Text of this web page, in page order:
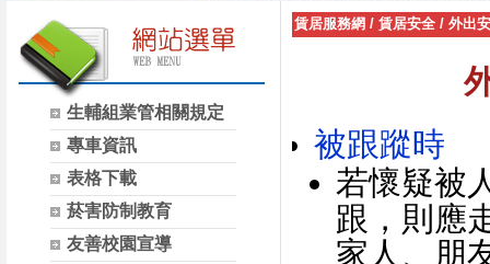
生輔組業管相關規定
專車資訊
表格下載
菸害防制教育
友善校園宣導
賃居服務網 / 賃居安全 / 外出
被跟蹤時
若懷疑被
跟，則應
家人、朋